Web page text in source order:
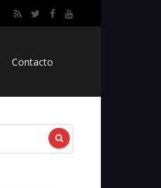
Contacto